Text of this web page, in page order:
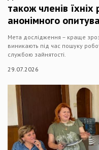
також членів
анонімного
Мета дослідження – краще
виникають під час пошуку
службою зайнятості.
29.07.2026